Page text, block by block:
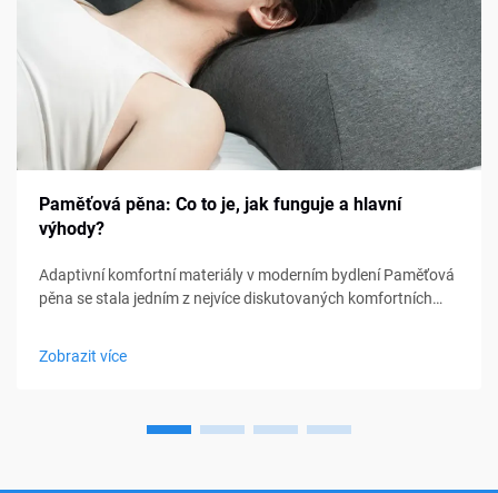
Paměťová pěna: Co to je, jak funguje a hlavní
výhody?
Adaptivní komfortní materiály v moderním bydlení Paměťová
pěna se stala jedním z nejvíce diskutovaných komfortních
Zobrazit více